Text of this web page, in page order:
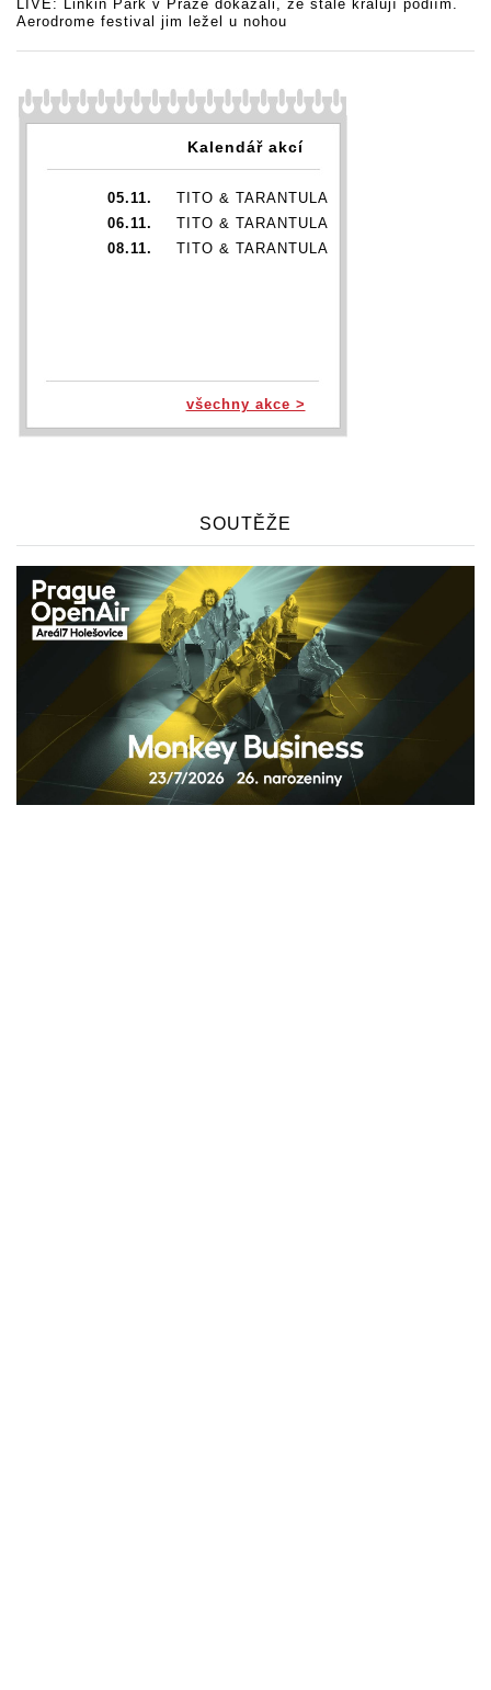
LIVE: Linkin Park v Praze dokázali, že stále kralují pódiím.
Aerodrome festival jim ležel u nohou
Kalendář akcí
05.11.
TITO & TARANTULA
06.11.
TITO & TARANTULA
08.11.
TITO & TARANTULA
všechny akce >
SOUTĚŽE